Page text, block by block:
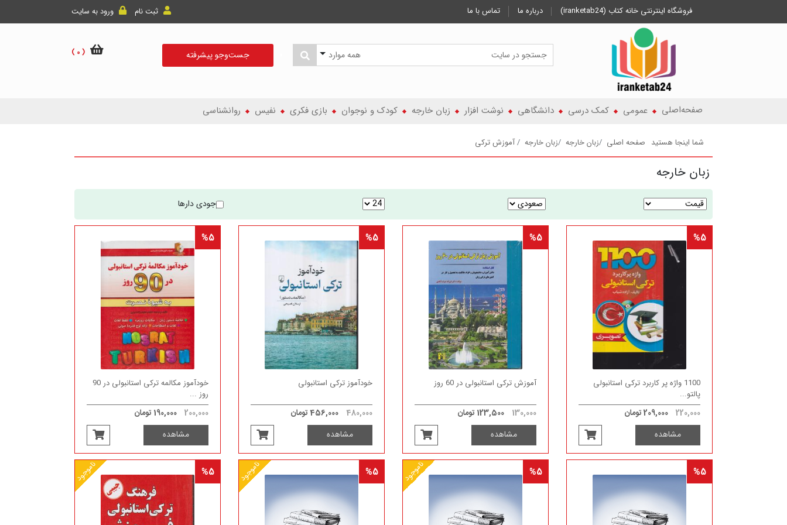
فروشگاه اینترنتی خانه کتاب (iranketab24) درباره ما تماس با ما ثبت نام ورود به سایت
همه موارد جست‌و‌جو پیشرفته ( 0 )
صفحه‌اصلی عمومی کمک درسی دانشگاهی نوشت افزار زبان خارجه کودک و نوجوان بازی فکری نفیس روانشناسی
شما اینجا هستید صفحه اصلی زبان خارجه زبان خارجه آموزش ترکی
زبان خارجه
موجودی دارها
%5
1100 واژه پر کاربرد ترکی استانبولی
پالتو...
220,000 209,000 تومان
مشاهده
%5
آموزش ترکی استانبولی در 60 روز
130,000 123,500 تومان
مشاهده
%5
خودآموز ترکی استانبولی
480,000 456,000 تومان
مشاهده
%5
خودآموز مکالمه ترکی استانبولی در 90
روز ...
200,000 190,000 تومان
مشاهده
%5
%5 ناموجود %5 ناموجود %5 ناموجود